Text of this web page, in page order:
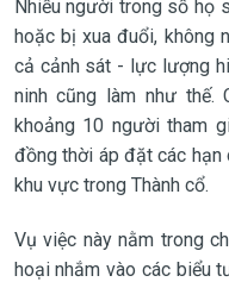
Nhiều người trong số họ
hoặc bị xua đuổi, không
cả cảnh sát - lực lượng
ninh cũng làm như
khoảng 10 người tham
đồng thời áp đặt các hạn
khu vực trong Thành cổ.
Vụ việc này nằm trong
hoại nhắm vào các biểu